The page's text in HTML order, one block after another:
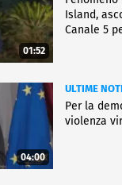
01:52
Island,
Canale 5
04:00
ULTIME
Per la
violenza